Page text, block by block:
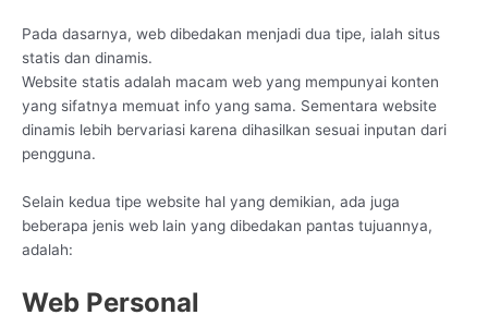
Pada dasarnya, web dibedakan menjadi dua tipe, ialah situs
statis dan dinamis.
Website statis adalah macam web yang mempunyai konten
yang sifatnya memuat info yang sama. Sementara website
dinamis lebih bervariasi karena dihasilkan sesuai inputan dari
pengguna.
Selain kedua tipe website hal yang demikian, ada juga
beberapa jenis web lain yang dibedakan pantas tujuannya,
adalah:
Web Personal